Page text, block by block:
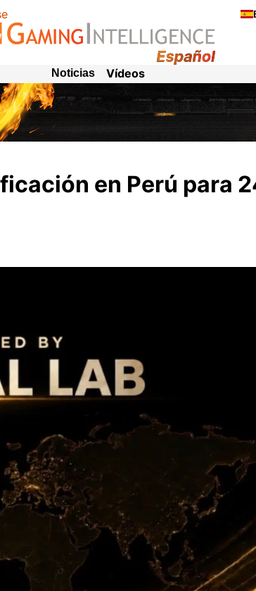
Noticias Vídeos
en Perú para